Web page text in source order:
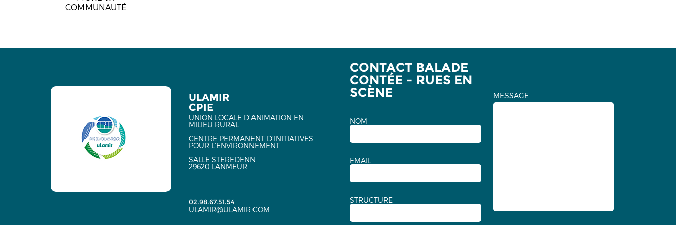
COMMUNAUTÉ
ULAMIR
CPIE
UNION LOCALE D'ANIMATION EN
MILIEU RURAL
CENTRE PERMANENT D'INITIATIVES
POUR L'ENVIRONNEMENT
SALLE STEREDENN
29620 LANMEUR
02.98.67.51.54
ULAMIR@ULAMIR.COM
CONTACT BALADE
CONTÉE - RUES EN
SCÈNE
NOM
EMAIL
STRUCTURE
MESSAGE